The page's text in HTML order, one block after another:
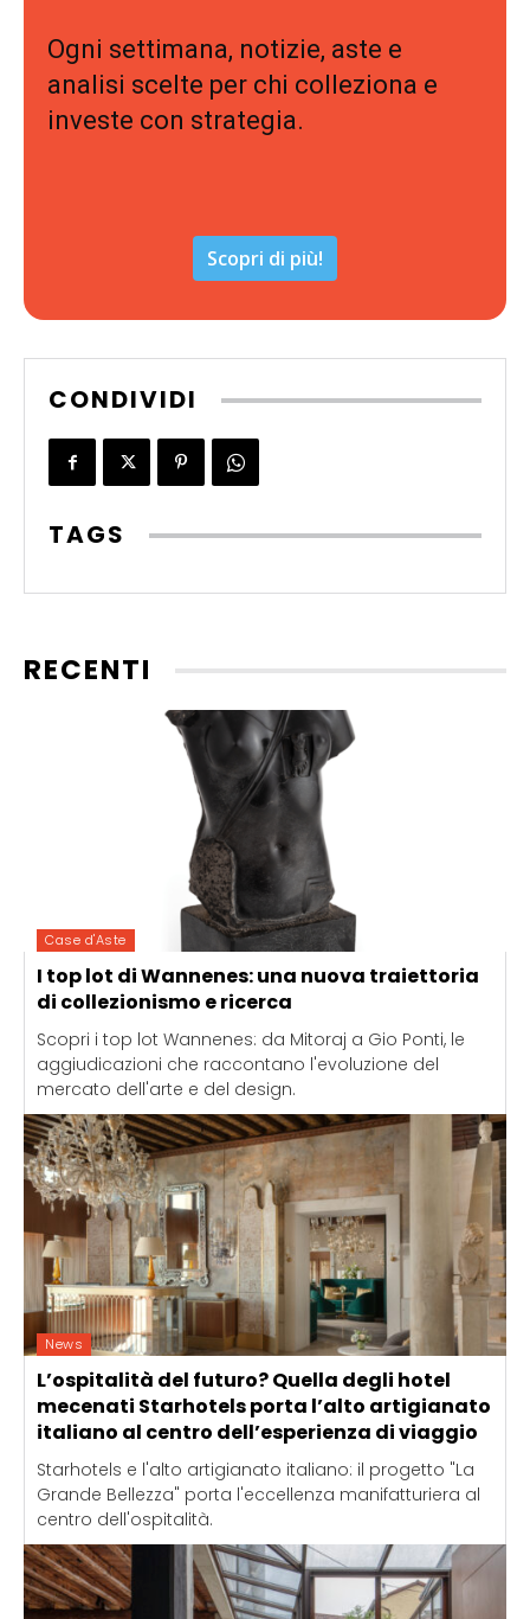
Ogni settimana, notizie, aste e
analisi scelte per chi colleziona e
investe con strategia.
Scopri di più!
CONDIVIDI
TAGS
RECENTI
Case d'Aste
I top lot di Wannenes: una nuova traiettoria
di collezionismo e ricerca
Scopri i top lot Wannenes: da Mitoraj a Gio Ponti, le
aggiudicazioni che raccontano l'evoluzione del
mercato dell'arte e del design.
News
L’ospitalità del futuro? Quella degli hotel
mecenati Starhotels porta l’alto artigianato
italiano al centro dell’esperienza di viaggio
Starhotels e l'alto artigianato italiano: il progetto "La
Grande Bellezza" porta l'eccellenza manifatturiera al
centro dell'ospitalità.